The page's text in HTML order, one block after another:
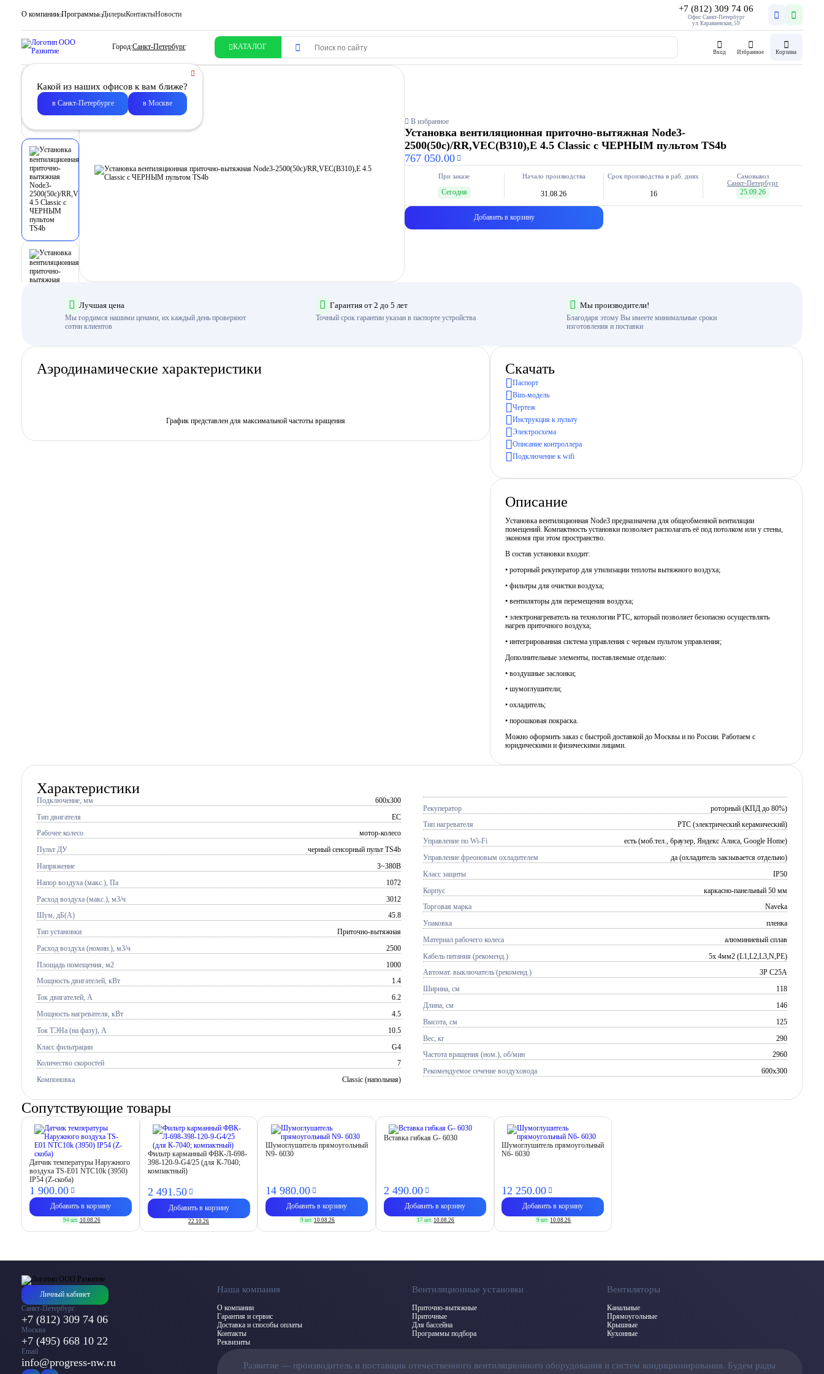
О компании Программы ДилерыКонтактыНовости
+7 (812) 309 74 06
Офис Санкт-Петербург
ул. Караваевская, 59
Город:Санкт-Петербург КАТАЛОГ
Вход Избранное Корзина
Какой из наших офисов к вам ближе?
в Санкт-Петербурге в Москве
В избранное
Установка вентиляционная приточно-вытяжная Node3-
2500(50c)/RR,VEC(B310),E 4.5 Classic с ЧЕРНЫМ пультом TS4b
767 050.00
При заказе
Сегодня
Начало производства
31.08.26
Срок производства в раб. днях
16
Самовывоз
Санкт-Петербург
25.09.26
Добавить в корзину
Лучшая цена
Мы гордимся нашими ценами, их каждый день проверяют
сотни клиентов
Гарантия от 2 до 5 лет
Точный срок гарантии указан в паспорте устройства
Мы производители!
Благодаря этому Вы имеете минимальные сроки
изготовления и поставки
Аэродинамические характеристики
График представлен для максимальной частоты вращения
Скачать
Паспорт
Bim-модель
Чертеж
Инструкция к пульту
Электросхема
Описание контроллера
Подключение к wifi
Описание
Установка вентиляционная Node3 предназначена для общеобменной вентиляции
помещений. Компактность установки позволяет располагать её под потолком или у стены,
экономя при этом пространство.
В состав установки входит:
• роторный рекуператор для утилизации теплоты вытяжного воздуха;
• фильтры для очистки воздуха;
• вентиляторы для перемещения воздуха;
• электронагреватель на технологии PTC, который позволяет безопасно осуществлять
нагрев приточного воздуха;
• интегрированная система управления с черным пультом управления;
Дополнительные элементы, поставляемые отдельно:
• воздушные заслонки;
• шумоглушители;
• охладитель;
• порошковая покраска.
Можно оформить заказ с быстрой доставкой до Москвы и по России. Работаем с
юридическими и физическими лицами.
Характеристики
Подключение, мм 600x300
Тип двигателя EC
Рабочее колесо мотор-колесо
Пульт ДУ черный сенсорный пульт TS4b
Напряжение 3~380В
Напор воздуха (макс.), Па 1072
Расход воздуха (макс.), м3/ч 3012
Шум, дБ(А) 45.8
Тип установки Приточно-вытяжная
Расход воздуха (номин.), м3/ч 2500
Площадь помещения, м2 1000
Мощность двигателей, кВт 1.4
Ток двигателей, А 6.2
Мощность нагревателя, кВт 4.5
Ток ТЭНа (на фазу), А 10.5
Класс фильтрации G4
Количество скоростей 7
Компоновка Classic (напольная)
Рекуператор роторный (КПД до 80%)
Тип нагревателя PTC (электрический керамический)
Управление по Wi-Fi есть (моб.тел., браузер, Яндекс Алиса, Google Home)
Управление фреоновым охладителем да (охладитель закзывается отдельно)
Класс защиты IP50
Корпус каркасно-панельный 50 мм
Торговая марка Naveka
Упаковка пленка
Материал рабочего колеса алюминиевый сплав
Кабель питания (рекоменд.) 5х 4мм2 (L1,L2,L3,N,PE)
Автомат. выключатель (рекоменд.) 3P C25A
Ширина, см 118
Длина, см 146
Высота, см 125
Вес, кг 290
Частота вращения (ном.), об/мин 2960
Рекомендуемое сечение воздуховода 600x300
Сопутствующие товары
Датчик температуры Наружного
воздуха TS-E01 NTC10k (3950)
IP54 (Z-скоба)
1 900.00
Добавить в корзину
94 шт. 10.08.26
Фильтр карманный ФВК-Л-698-
398-120-9-G4/25 (для К-7040;
компактный)
2 491.50
Добавить в корзину
22.10.26
Шумоглушитель прямоугольный
N9- 6030
14 980.00
Добавить в корзину
9 шт. 10.08.26
Вставка гибкая G- 6030
2 490.00
Добавить в корзину
17 шт. 10.08.26
Шумоглушитель прямоугольный
N6- 6030
12 250.00
Добавить в корзину
9 шт. 10.08.26
Личный кабинет
Санкт-Петербург
+7 (812) 309 74 06
Москва
+7 (495) 668 10 22
Email
info@progress-nw.ru
Наша компания
О компании
Гарантия и сервис
Доставка и способы оплаты
Контакты
Реквизиты
Вентиляционные установки
Приточно-вытяжные
Приточные
Для бассейна
Программы подбора
Вентиляторы
Канальные
Прямоугольные
Крышные
Кухонные
Развитие — производитель и поставщик отечественного вентиляционного оборудования и систем кондиционирования. Будем рады